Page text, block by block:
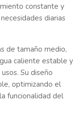
constante y
diarias
de tamaño medio,
caliente estable y
Su diseño
optimizando el
funcionalidad del